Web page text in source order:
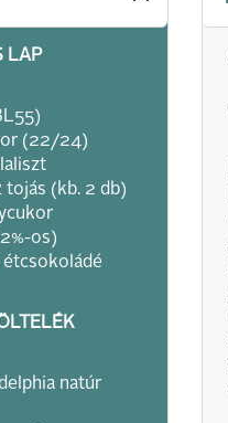
LAP
(22/24)
tojás (kb. 2 db)
os)
étcsokoládé
natúr